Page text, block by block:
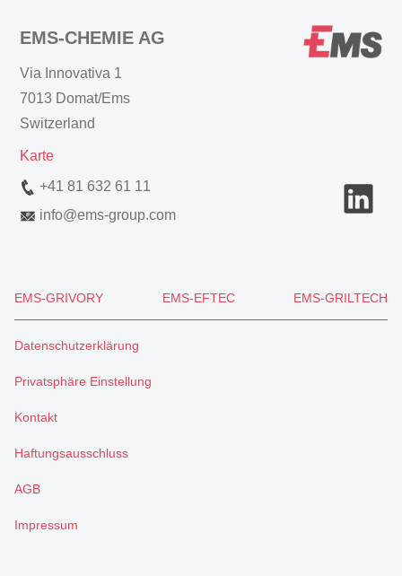
EMS-CHEMIE AG
Via Innovativa 1
7013 Domat/Ems
Switzerland
Karte
+41 81 632 61 11
info@ems-group.com
EMS-GRIVORY EMS-EFTEC EMS-GRILTECH
Datenschutzerklärung
Privatsphäre Einstellung
Kontakt
Haftungsausschluss
AGB
Impressum